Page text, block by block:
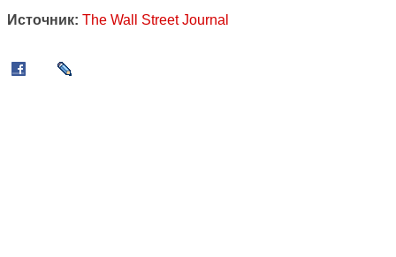
Источник: The Wall Street Journal